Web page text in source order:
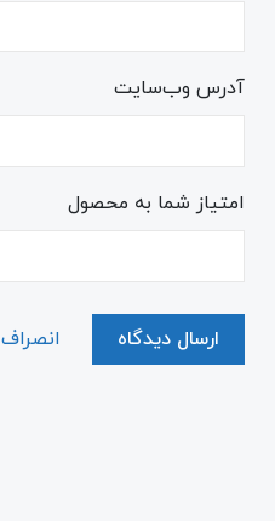
آدرس وب‌سایت
امتیاز شما به محصول
ارسال دیدگاه انصراف